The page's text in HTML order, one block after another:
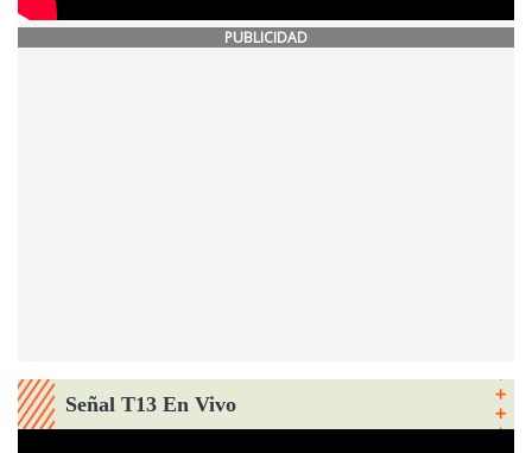
PUBLICIDAD
Señal T13 En Vivo